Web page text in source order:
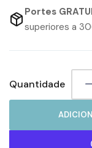
Portes
superiores a
Quantidade